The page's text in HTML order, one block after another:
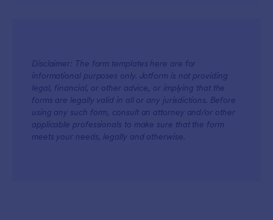
Disclaimer: The form templates here are for
informational purposes only. Jotform is not providing
legal, financial, or other advice, or implying that the
forms are legally valid in all or any jurisdictions. Before
using any such form, consult an attorney and/or other
applicable professionals to make sure that the form
meets your needs, legally and otherwise.